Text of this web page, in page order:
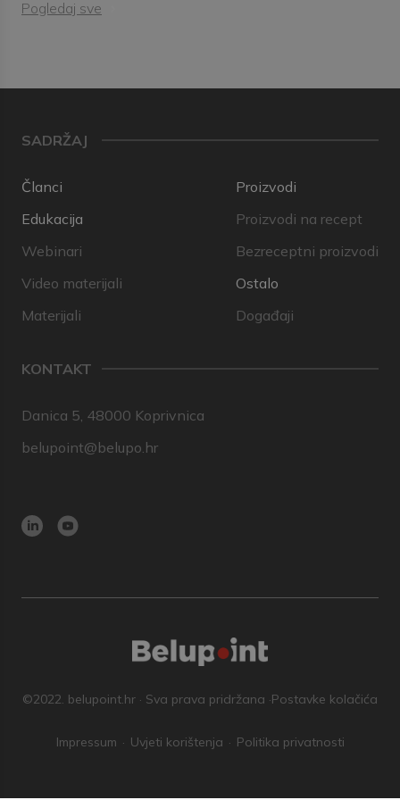
Pogledaj sve
SADRŽAJ
Članci
Edukacija
Webinari
Video materijali
Materijali
Proizvodi
Proizvodi na recept
Bezreceptni proizvodi
Ostalo
Događaji
KONTAKT
Danica 5, 48000 Koprivnica
belupoint@belupo.hr
©2022. belupoint.hr · Sva prava pridržana ·Postavke kolačića
Impressum Uvjeti korištenja Politika privatnosti